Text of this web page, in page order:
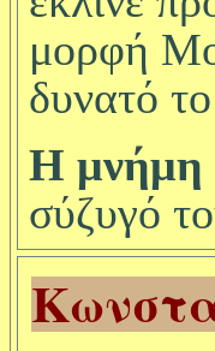
μορφή
δυνατό
Η μνήμη
σύζυγό